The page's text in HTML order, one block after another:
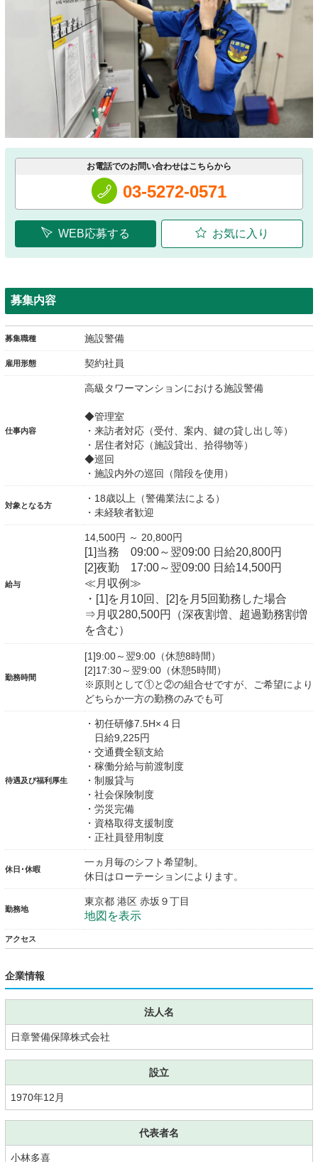
お電話でのお問い合わせはこちらから
03-5272-0571
WEB応募する お気に入り
募集内容
募集職種 施設警備
雇用形態 契約社員
仕事内容
高級タワーマンションにおける施設警備
◆管理室
・来訪者対応（受付、案内、鍵の貸し出し等）
・居住者対応（施設貸出、拾得物等）
◆巡回
・施設内外の巡回（階段を使用）
対象となる方
・18歳以上（警備業法による）
・未経験者歓迎
給与
14,500円 ～ 20,800円
[1]当務 09:00～翌09:00 日給20,800円
[2]夜勤 17:00～翌09:00 日給14,500円
≪月収例≫
・[1]を月10回、[2]を月5回勤務した場合
⇒月収280,500円（深夜割増、超過勤務割増
を含む）
勤務時間
[1]9:00～翌9:00（休憩8時間）
[2]17:30～翌9:00（休憩5時間）
※原則として①と②の組合せですが、ご希望により
どちらか一方の勤務のみでも可
待遇及び福利厚生
・初任研修7.5H×４日
日給9,225円
・交通費全額支給
・稼働分給与前渡制度
・制服貸与
・社会保険制度
・労災完備
・資格取得支援制度
・正社員登用制度
休日･休暇
一ヵ月毎のシフト希望制。
休日はローテーションによります。
勤務地
東京都 港区 赤坂９丁目
地図を表示
アクセス
企業情報
法人名
日章警備保障株式会社
設立
1970年12月
代表者名
小林多喜